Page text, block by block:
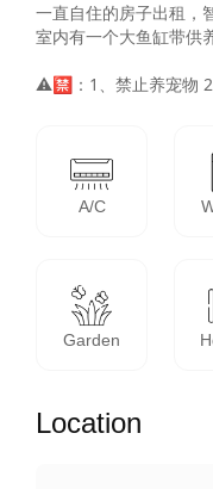
一直自住的房子出租，
室内有一个大鱼缸带供
A/C
Garden
Location